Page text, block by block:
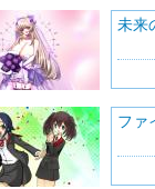
未来
ファ